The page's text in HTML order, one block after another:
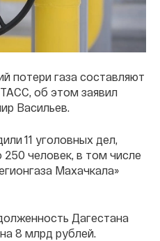
потери газа составляют
ТАСС, об этом заявил
Васильев.
11 уголовных дел,
человек, в том числе
Махачкала»
Дагестана
8 млрд рублей.